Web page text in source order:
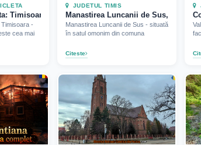
Timisoara - granita Serbiei (2026)
-
cea mai
JUDETUL TIMIS
Manastirea Luncanii de Sus, jud
Manastirea Luncanii de Sus - situată
în satul omonim din comuna
Citeste